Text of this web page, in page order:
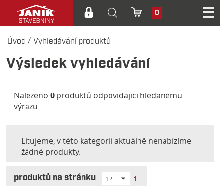
0
Úvod / Vyhledávání produktů
Výsledek vyhledávání
Nalezeno0 produktů odpovídající hledanému
výrazu
Litujeme, v této kategorii aktuálně nenabízíme
žádné produkty.
produktů na stránku 12 1